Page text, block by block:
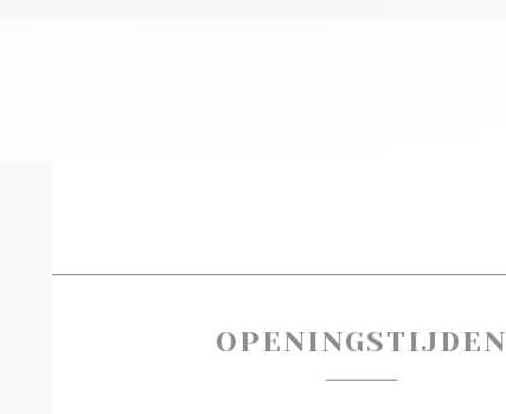
OPENINGSTIJDEN